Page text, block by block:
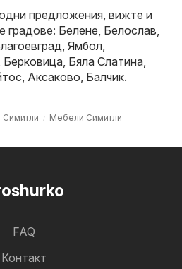
предложения, вижте и
градове: Белене, Белослав,
, Ямбол,
Берковица, Бяла Слатина,
, Аксаково, Балчик.
Симитли Мебели Симитли
FAQ
Контакт